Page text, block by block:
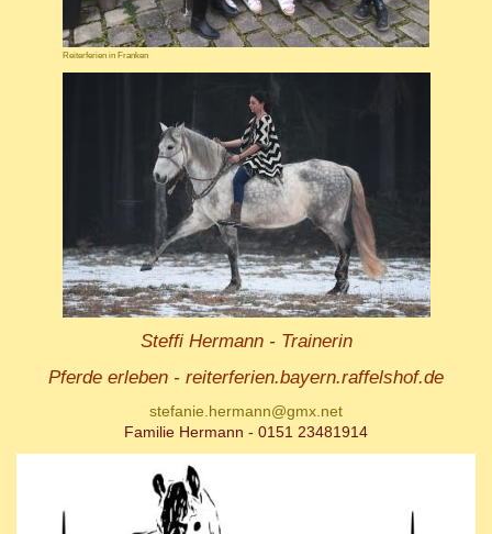
Reiterferien in Franken
Steffi Hermann - Trainerin
Pferde erleben - reiterferien.bayern.raffelshof.de
stefanie.hermann@gmx.net
Familie Hermann - 0151 23481914